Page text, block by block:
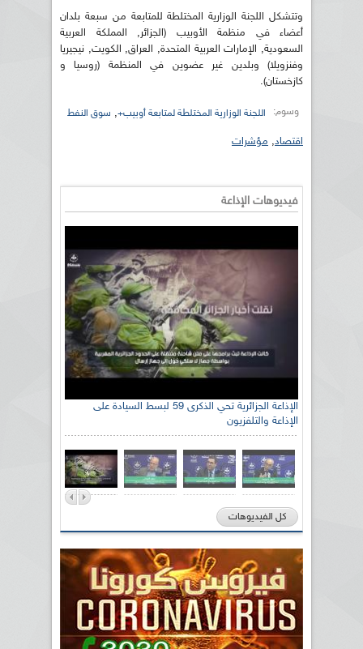
وتتشكل اللجنة الوزارية المختلطة للمتابعة من سبعة بلدان
أعضاء في منظمة الأوبيب (الجزائر, المملكة العربية
السعودية, الإمارات العربية المتحدة, العراق, الكويت, نيجيريا
وفنزويلا) وبلدين غير عضوين في المنظمة (روسيا و
كازخستان).
وسوم: اللجنة الوزارية المختلطة لمتابعة أوبيب+, سوق النفط
اقتصاد, مؤشرات
فيديوهات الإذاعة
الإذاعة الجزائرية تحي الذكرى 59 لبسط السيادة على
الإذاعة والتلفزيون
رئيس اللجنة الوطنية الجزائرية للتضامن مع الشعب
الصحراوي السيد سعيد العياشي
كل الفيديوهات